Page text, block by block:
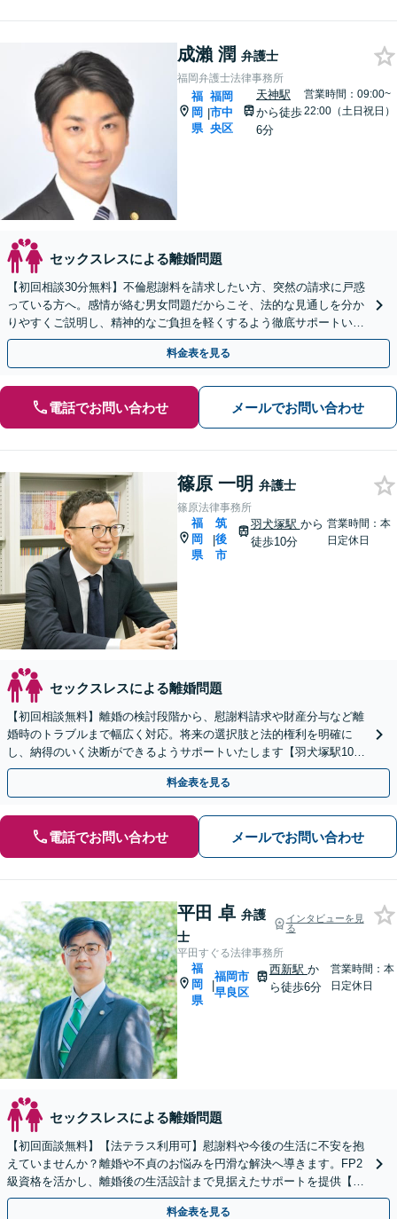
成瀨 潤 弁護士
福岡弁護士法律事務所
福
岡
県
|
福岡
市中
央区
天神駅
から徒歩
6分
営業時間：09:00~
22:00（土日祝日）
セックスレスによる離婚問題
【初回相談30分無料】不倫慰謝料を請求したい方、突然の請求に戸惑
っている方へ。感情が絡む男女問題だからこそ、法的な見通しを分か
りやすくご説明し、精神的なご負担を軽くするよう徹底サポートいた
します。一人で悩まずご相談を。【天神駅徒歩5分】
料金表を見る
電話でお問い合わせ メールでお問い合わせ
篠原 一明 弁護士
篠原法律事務所
福
岡
県
|
筑
後
市
羽犬塚駅 から
徒歩10分
営業時間：本
日定休日
セックスレスによる離婚問題
【初回相談無料】離婚の検討段階から、慰謝料請求や財産分与など離
婚時のトラブルまで幅広く対応。将来の選択肢と法的権利を明確に
し、納得のいく決断ができるようサポートいたします【羽犬塚駅10
分】【当日・休日・夜間相談OK】
料金表を見る
電話でお問い合わせ メールでお問い合わせ
平田 卓 弁護
士
インタビューを見
る
平田すぐる法律事務所
福
岡
県
|
福岡市
早良区
西新駅 か
ら徒歩6分
営業時間：本
日定休日
セックスレスによる離婚問題
【初回面談無料】【法テラス利用可】慰謝料や今後の生活に不安を抱
えていませんか？離婚や不貞のお悩みを円滑な解決へ導きます。FP2
級資格を活かし、離婚後の生活設計まで見据えたサポートを提供【キ
ッズスペースあり】【事前のご予約で休日・夜間も対応】
料金表を見る